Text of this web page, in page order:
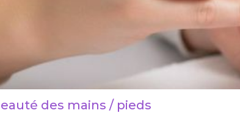
des mains / pieds